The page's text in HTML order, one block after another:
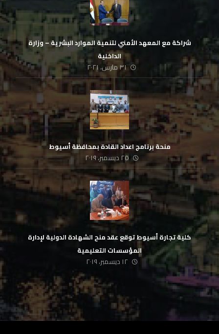
شراكة مع المعهد الأمني لتنمية الموارد البشرية – وزارة
الداخلية
٣١ مارس، ٢٠٢١
منحة برنامج اعداد القادة بمحافظة أسيوط
٢٥ ديسمبر، ٢٠١٩
كلية تجارة أسيوط توقع عقد منح الشهادة الدولية لإدارة
المؤسسات التعليمية
١٢ ديسمبر، ٢٠١٩